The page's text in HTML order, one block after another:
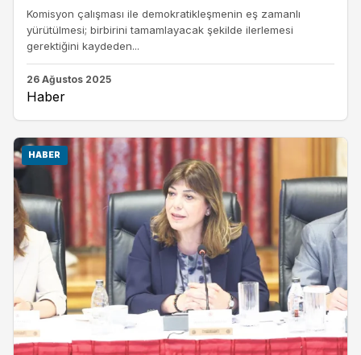
Komisyon çalışması ile demokratikleşmenin eş zamanlı
yürütülmesi; birbirini tamamlayacak şekilde ilerlemesi
gerektiğini kaydeden...
26 Ağustos 2025
Haber
HABER